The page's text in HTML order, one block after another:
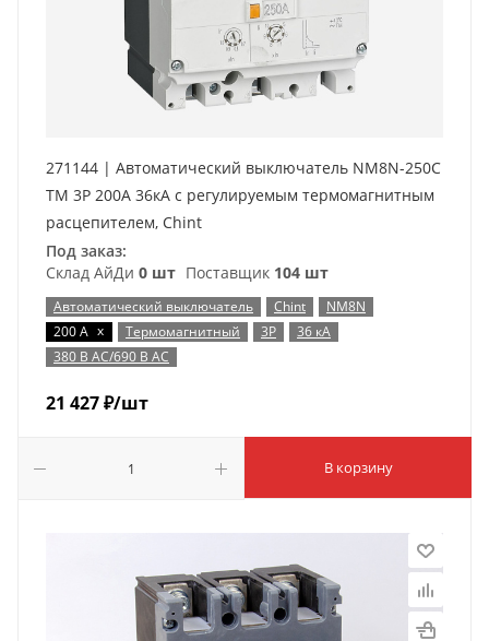
271144 | Автоматический выключатель NM8N-250C
TM 3P 200А 36кА с регулируемым термомагнитным
расцепителем, Chint
Под заказ:
Склад АйДи 0 шт Поставщик 104 шт
Автоматический выключатель Chint
NM8N
200 А x Термомагнитный 3P
36 кА
380 В AC/690 В AC
21 427₽/шт
В корзину